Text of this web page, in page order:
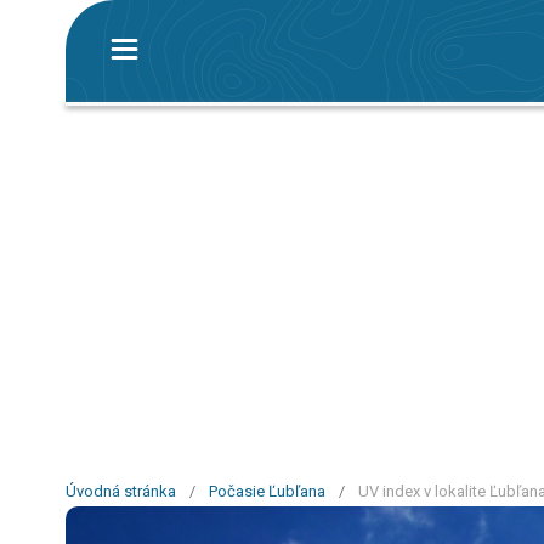
Úvodná stránka / Počasie Ľubľana / UV index v lokalite